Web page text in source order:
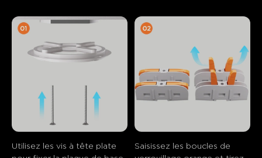
Utilisez les vis à tête plate
Saisissez les boucles de